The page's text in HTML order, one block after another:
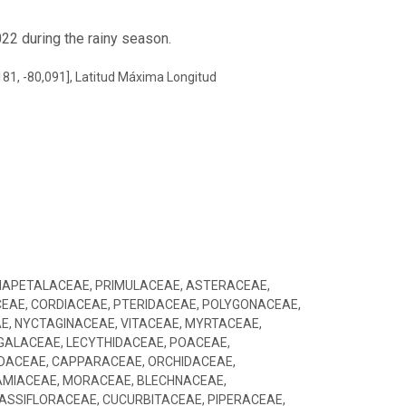
during the rainy season.
-80,091], Latitud Máxima Longitud
PRIMULACEAE, ASTERACEAE,
CORDIACEAE, PTERIDACEAE, POLYGONACEAE,
NYCTAGINACEAE, VITACEAE, MYRTACEAE,
LECYTHIDACEAE, POACEAE,
CAPPARACEAE, ORCHIDACEAE,
MORACEAE, BLECHNACEAE,
CUCURBITACEAE, PIPERACEAE,